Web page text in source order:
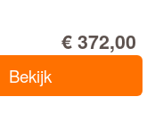
€ 372,00
Bekijk